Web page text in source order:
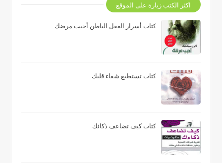
اكثر الكتب زيارة على الموقع
كتاب أسرار العقل الباطن أحبب مرضك
كتاب تستطيع شفاء قلبك
كتاب كيف تضاعف ذكائك